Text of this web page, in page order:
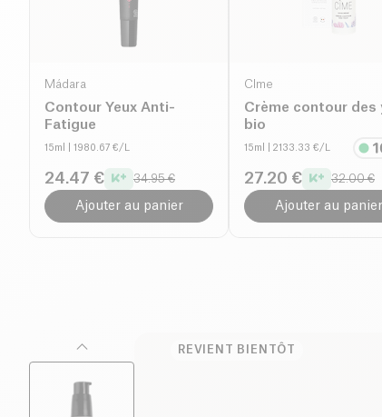
Mádara
Contour Yeux Anti-
Fatigue
15ml | 1980.67 €/L
24.47 € 34.95 €
Ajouter au panier
CÎme
Crème contour des
bio
15ml | 2133.33 €/L
27.20 € 32.00 €
Ajouter au panier
REVIENT BIENTÔT